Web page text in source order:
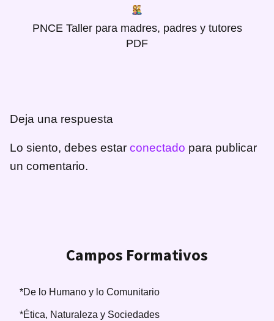
PNCE Taller para madres, padres y tutores
PDF
Deja una respuesta
Lo siento, debes estar conectado para publicar
un comentario.
Campos Formativos
*De lo Humano y lo Comunitario
*Ética, Naturaleza y Sociedades